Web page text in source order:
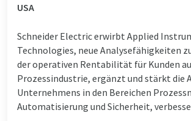
USA
Schneider Electric erwirbt Applied
Technologies, neue Analysefähigkeiten
der operativen Rentabilität für Kunden
Prozessindustrie, ergänzt und stärkt die
Unternehmens in den Bereichen
Automatisierung und Sicherheit,